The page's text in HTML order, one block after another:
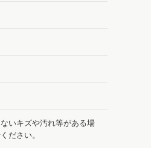
いキズや汚れ等がある場
ださい。